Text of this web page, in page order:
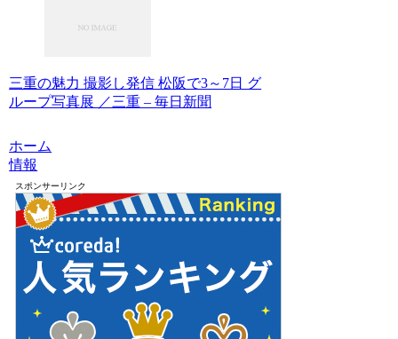
三重の魅力 撮影し発信 松阪で3～7日 グ
ループ写真展 ／三重 – 毎日新聞
ホーム
情報
スポンサーリンク